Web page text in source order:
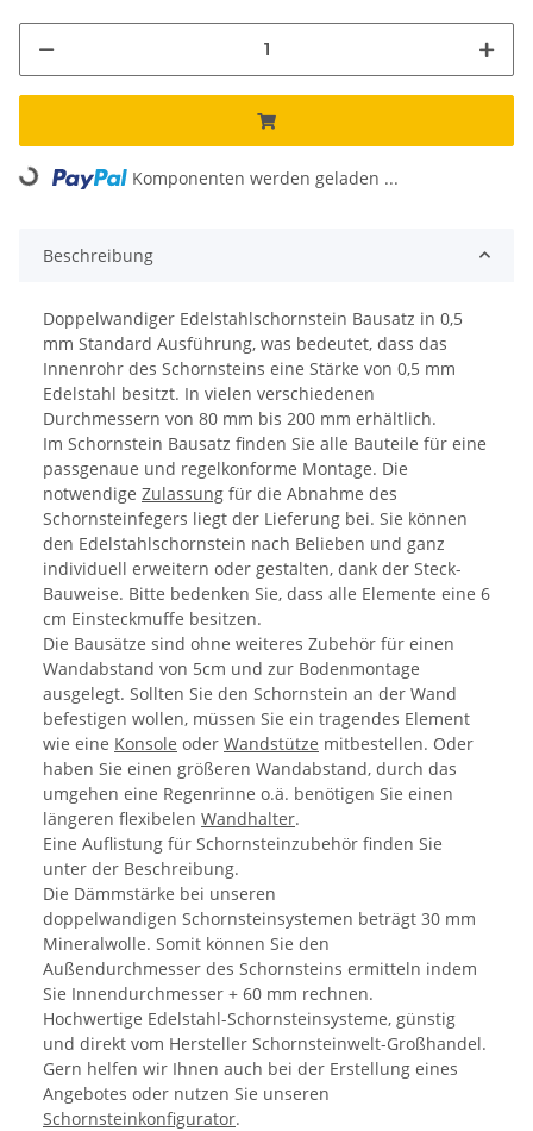
Loading... Komponenten werden geladen ...
Beschreibung
Doppelwandiger Edelstahlschornstein Bausatz in 0,5
mm Standard Ausführung, was bedeutet, dass das
Innenrohr des Schornsteins eine Stärke von 0,5 mm
Edelstahl besitzt. In vielen verschiedenen
Durchmessern von 80 mm bis 200 mm erhältlich.
Im Schornstein Bausatz finden Sie alle Bauteile für eine
passgenaue und regelkonforme Montage. Die
notwendige Zulassung für die Abnahme des
Schornsteinfegers liegt der Lieferung bei. Sie können
den Edelstahlschornstein nach Belieben und ganz
individuell erweitern oder gestalten, dank der Steck-
Bauweise. Bitte bedenken Sie, dass alle Elemente eine 6
cm Einsteckmuffe besitzen.
Die Bausätze sind ohne weiteres Zubehör für einen
Wandabstand von 5cm und zur Bodenmontage
ausgelegt. Sollten Sie den Schornstein an der Wand
befestigen wollen, müssen Sie ein tragendes Element
wie eine Konsole oder Wandstütze mitbestellen. Oder
haben Sie einen größeren Wandabstand, durch das
umgehen eine Regenrinne o.ä. benötigen Sie einen
längeren flexibelen Wandhalter.
Eine Auflistung für Schornsteinzubehör finden Sie
unter der Beschreibung.
Die Dämmstärke bei unseren
doppelwandigen Schornsteinsystemen beträgt 30 mm
Mineralwolle. Somit können Sie den
Außendurchmesser des Schornsteins ermitteln indem
Sie Innendurchmesser + 60 mm rechnen.
Hochwertige Edelstahl-Schornsteinsysteme, günstig
und direkt vom Hersteller Schornsteinwelt-Großhandel.
Gern helfen wir Ihnen auch bei der Erstellung eines
Angebotes oder nutzen Sie unseren
Schornsteinkonfigurator.